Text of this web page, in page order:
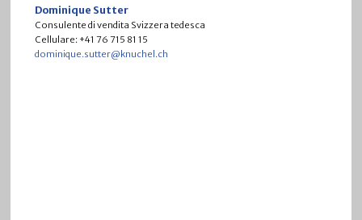
Dominique Sutter
Consulente di vendita Svizzera tedesca
Cellulare: +41 76 715 81 15
dominique.sutter@knuchel.ch